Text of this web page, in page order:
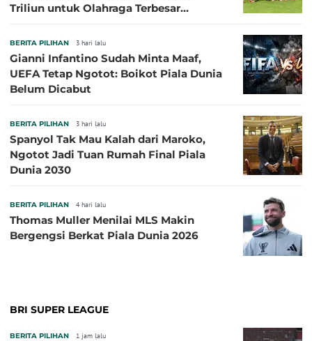
Triliun untuk Olahraga Terbesar
BERITA PILIHAN 3 hari lalu
Gianni Infantino Sudah Minta Maaf,
UEFA Tetap Ngotot: Boikot Piala Dunia
Belum Dicabut
BERITA PILIHAN 3 hari lalu
Spanyol Tak Mau Kalah dari Maroko,
Ngotot Jadi Tuan Rumah Final Piala
Dunia 2030
BERITA PILIHAN 4 hari lalu
Thomas Muller Menilai MLS Makin
Bergengsi Berkat Piala Dunia 2026
BRI SUPER LEAGUE
BERITA PILIHAN 1 jam lalu